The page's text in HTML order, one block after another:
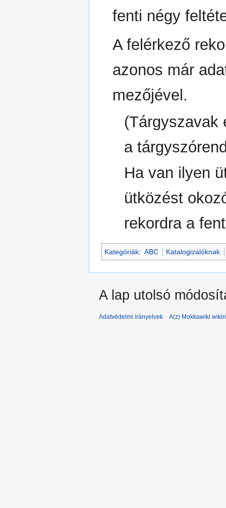
fenti négy
A felérkező
azonos már
mezőjével.
(Tárgyszavak
a
Ha van ilyen
ütközést
rekordra a
Kategóriák: ABC Katalogizálóknak
A lap utolsó
Adatvédelmi irányelvek A(z) Mokkawiki